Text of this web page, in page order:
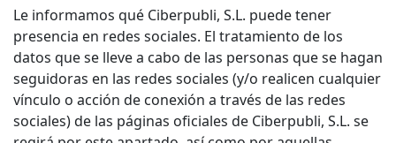
Le informamos qué Ciberpubli, S.L. puede tener
presencia en redes sociales. El tratamiento de los
datos que se lleve a cabo de las personas que se hagan
seguidoras en las redes sociales (y/o realicen cualquier
vínculo o acción de conexión a través de las redes
sociales) de las páginas oficiales de Ciberpubli, S.L. se